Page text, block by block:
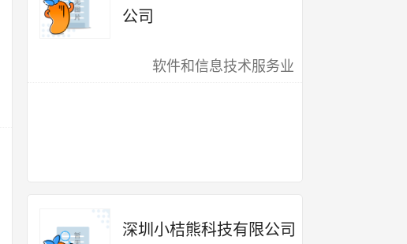
公司
软件和信息技术服务业
深圳小桔熊科技有限公司